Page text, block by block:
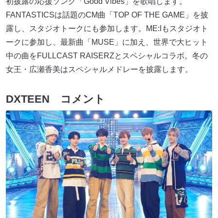
FANTASTICSは話題のCM曲「TOP OF THE GAME」を披
露し、スタジオトークにも参加します。ME:Iもスタジオト
ークに参加し、最新曲「MUSE」に加え、世界で大ヒット
中の曲をFULLCAST RAISERZとスペシャルコラボ。冬の
女王・広瀬香美はスペシャルメドレーを披露します。
DXTEEN コメント